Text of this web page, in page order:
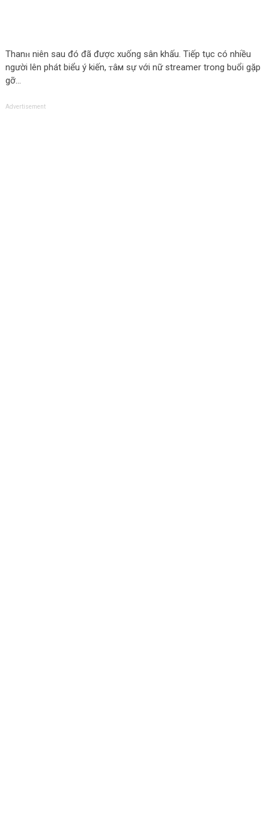
Thanʜ niên sau đó đã được xuống sân khấu. Tiếp tục có nhiều
người lên phát biểu ý kiến, ᴛâм sự với nữ streamer trong buổi gặp
gỡ…
Advertisement